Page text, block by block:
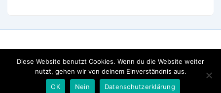
Diese Website benutzt Cookies. Wenn du die Website weiter
nutzt, gehen wir von deinem Einverständnis aus.
OK
Nein Datenschutzerklärung